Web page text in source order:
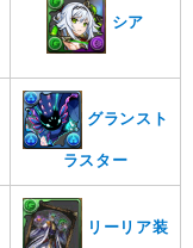
シア
グランスト
ラスター
リーリア装